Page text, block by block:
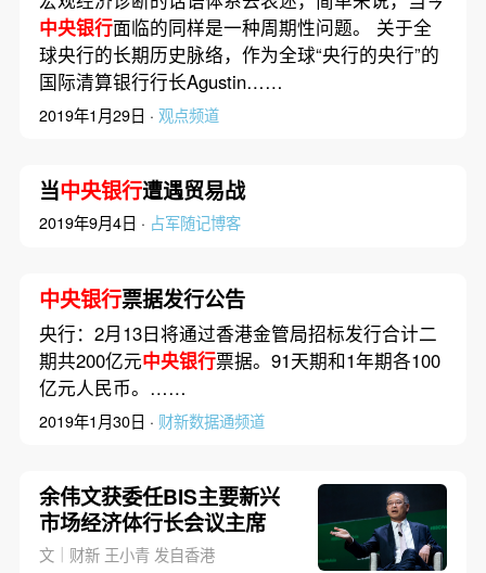
中央银行面临的同样是一种周期性问题。 关于全
球央行的长期历史脉络，作为全球“央行的央行”的
国际清算银行行长Agustin……
2019年1月29日 · 观点频道
当中央银行遭遇贸易战
2019年9月4日 · 占军随记博客
中央银行票据发行公告
央行：2月13日将通过香港金管局招标发行合计二
期共200亿元中央银行票据。91天期和1年期各100
亿元人民币。……
2019年1月30日 · 财新数据通频道
余伟文获委任BIS主要新兴
市场经济体行长会议主席
文｜财新 王小青 发自香港